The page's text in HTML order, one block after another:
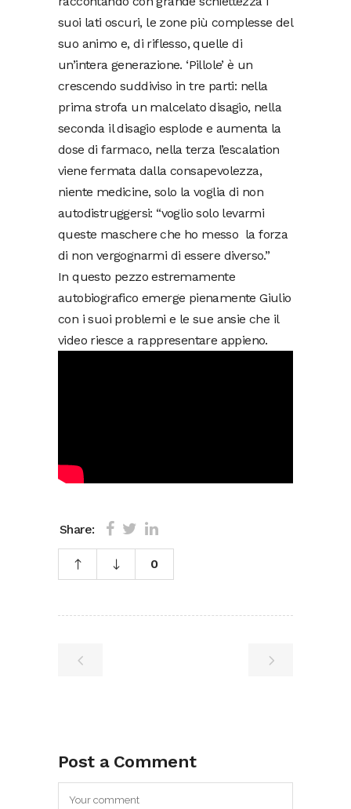
suoi lati oscuri, le zone più complesse del
suo animo e, di riflesso, quelle di
un’intera generazione. ‘Pillole’ è un
crescendo suddiviso in tre parti: nella
prima strofa un malcelato disagio, nella
seconda il disagio esplode e aumenta la
dose di farmaco, nella terza l’escalation
viene fermata dalla consapevolezza,
niente medicine, solo la voglia di non
autodistruggersi: “voglio solo levarmi
queste maschere che ho messo la forza
di non vergognarmi di essere diverso.”
In questo pezzo estremamente
autobiografico emerge pienamente Giulio
con i suoi problemi e le sue ansie che il
video riesce a rappresentare appieno.
Share:
0
Post a Comment